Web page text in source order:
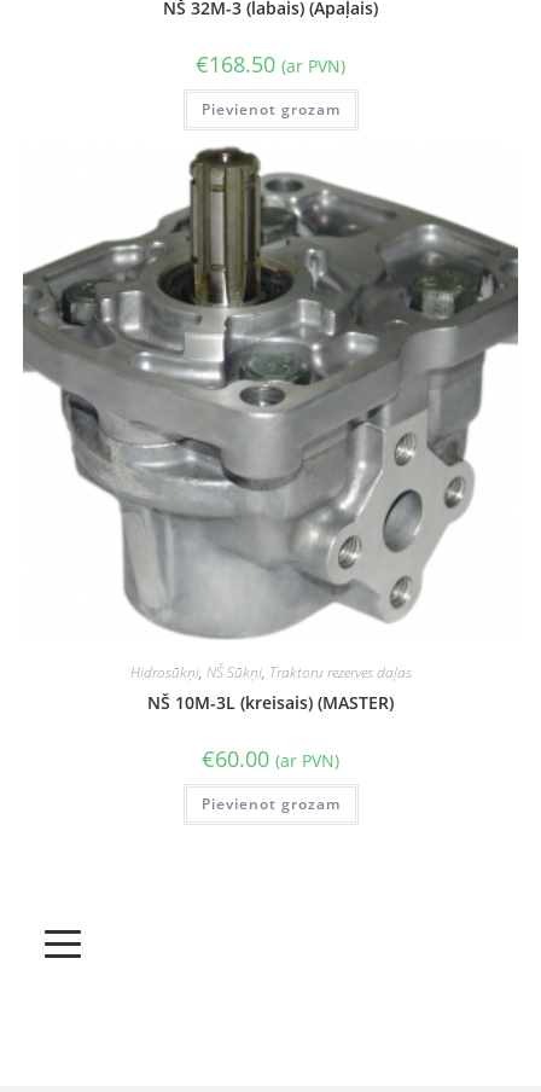
NŠ 32M-3 (labais) (Apaļais)
€168.50 (ar PVN)
Pievienot grozam
Hidrosūkņi, NŠ Sūkņi, Traktoru rezerves daļas
NŠ 10M-3L (kreisais) (MASTER)
€60.00 (ar PVN)
Pievienot grozam